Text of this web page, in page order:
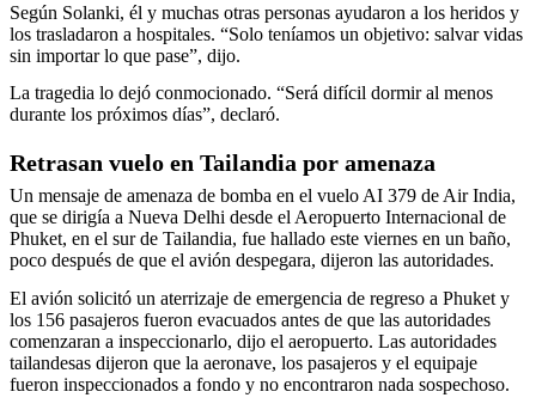
Según Solanki, él y muchas otras personas ayudaron a los heridos y
los trasladaron a hospitales. “Solo teníamos un objetivo: salvar vidas
sin importar lo que pase”, dijo.
La tragedia lo dejó conmocionado. “Será difícil dormir al menos
durante los próximos días”, declaró.
Retrasan vuelo en Tailandia por amenaza
Un mensaje de amenaza de bomba en el vuelo AI 379 de Air India,
que se dirigía a Nueva Delhi desde el Aeropuerto Internacional de
Phuket, en el sur de Tailandia, fue hallado este viernes en un baño,
poco después de que el avión despegara, dijeron las autoridades.
El avión solicitó un aterrizaje de emergencia de regreso a Phuket y
los 156 pasajeros fueron evacuados antes de que las autoridades
comenzaran a inspeccionarlo, dijo el aeropuerto. Las autoridades
tailandesas dijeron que la aeronave, los pasajeros y el equipaje
fueron inspeccionados a fondo y no encontraron nada sospechoso.